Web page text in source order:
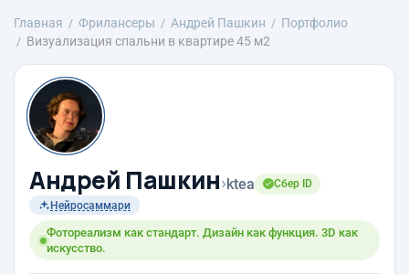
Главная Фрилансеры Андрей Пашкин
Портфолио
Визуализация спальни в квартире 45 м2
Андрей Пашкин›ktea
Сбер ID
Нейросаммари
Фотореализм как стандарт. Дизайн как функция. 3D как
искусство.